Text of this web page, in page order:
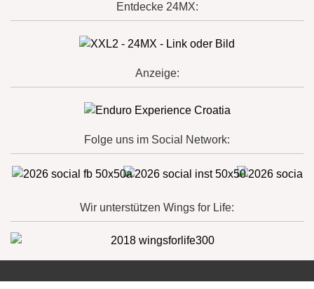
Entdecke 24MX:
Anzeige:
Folge uns im Social Network:
Wir unterstützen Wings for Life: